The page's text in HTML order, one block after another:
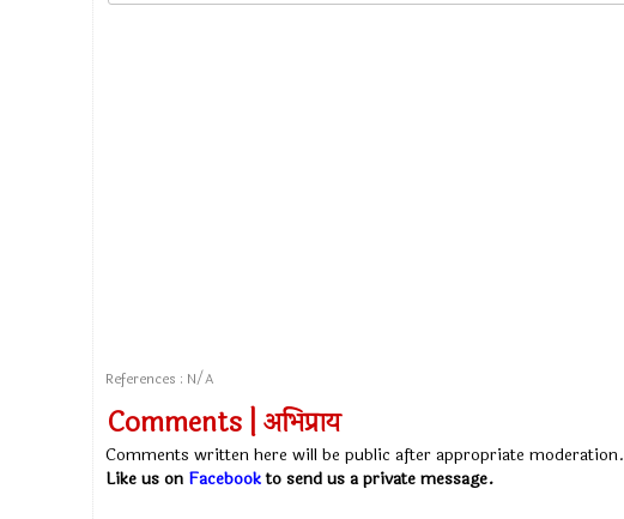
References : N/A
Comments | अभिप्राय
Comments written here will be public after appropriate moderation.
Like us on Facebookto send us a private message.